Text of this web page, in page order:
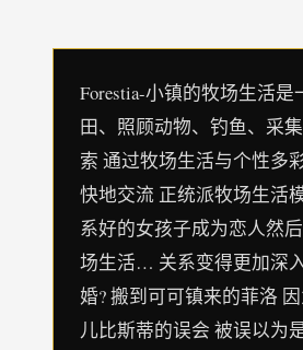
Forestia-小镇的牧场生活是
田、照顾动物、钓鱼、采
索 通过牧场生活与个性多
快地交流 正统派牧场生活
系好的女孩子成为恋人然
场生活… 关系变得更加深
婚? 搬到可可镇来的菲洛
儿比斯蒂的误会 被误以为